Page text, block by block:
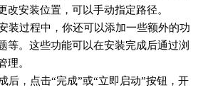
改安装位置，可以手动指定路径。
装过程中，你还可以添加一些额外的功
等。这些功能可以在安装完成后通过浏
理。
后，点击“完成”或“立即启动”按钮，开